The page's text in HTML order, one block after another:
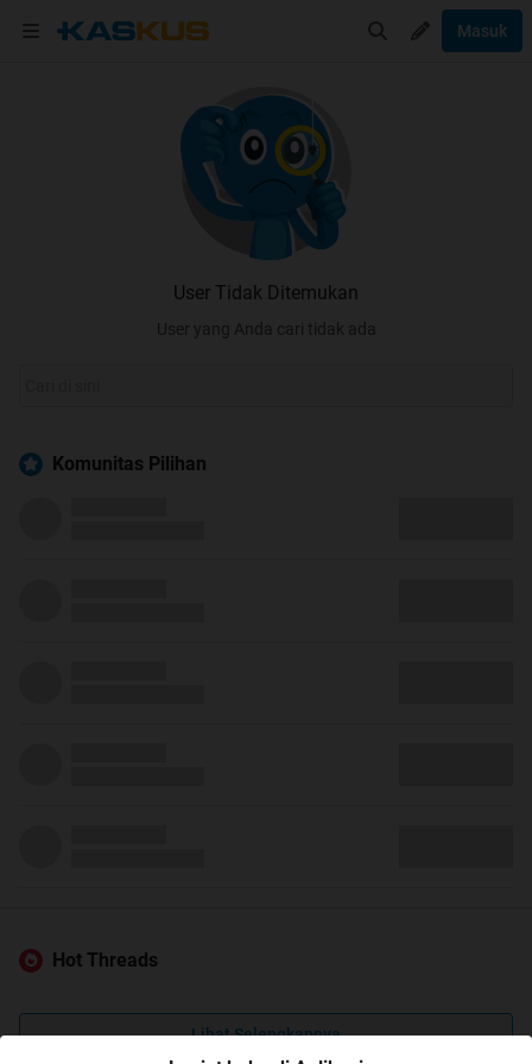
Masuk
User Tidak Ditemukan
User yang Anda cari tidak ada
Komunitas Pilihan
Hot Threads
Lihat Selengkapnya